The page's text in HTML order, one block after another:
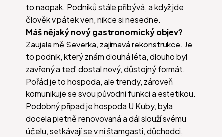
to naopak. Podniků stále přibývá, a když jde
člověk v pátek ven, nikde si nesedne.
Máš nějaký nový gastronomický objev?
Zaujala mě Severka, zajímavá rekonstrukce. Je
to podnik, který znám dlouhá léta, dlouho byl
zavřený a teď dostal nový, důstojný formát.
Pořád je to hospoda, ale trendy, zároveň
komunikuje se svou původní funkcí a estetikou.
Podobný případ je hospoda U Kuby, byla
docela pietně renovovaná a dál slouží svému
účelu, setkávají se v ní štamgasti, důchodci,